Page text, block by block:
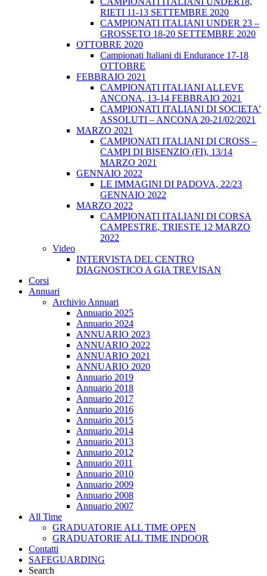
RIETI 11-13 SETTEMBRE 2020
CAMPIONATI ITALIANI UNDER 23 –
GROSSETO 18-20 SETTEMBRE 2020
OTTOBRE 2020
Campionati Italiani di Endurance 17-18
OTTOBRE
FEBBRAIO 2021
CAMPIONATI ITALIANI ALLEVE
ANCONA, 13-14 FEBBRAIO 2021
CAMPIONATI ITALIANI DI SOCIETA’
ASSOLUTI – ANCONA 20-21/02/2021
MARZO 2021
CAMPIONATI ITALIANI DI CROSS –
CAMPI DI BISENZIO (FI), 13/14
MARZO 2021
GENNAIO 2022
LE IMMAGINI DI PADOVA, 22/23
GENNAIO 2022
MARZO 2022
CAMPIONATI ITALIANI DI CORSA
CAMPESTRE, TRIESTE 12 MARZO
2022
Video
INTERVISTA DEL CENTRO
DIAGNOSTICO A GIA TREVISAN
Corsi
Annuari
Archivio Annuari
Annuario 2025
Annuario 2024
ANNUARIO 2023
ANNUARIO 2022
ANNUARIO 2021
ANNUARIO 2020
Annuario 2019
Annuario 2018
Annuario 2017
Annuario 2016
Annuario 2015
Annuario 2014
Annuario 2013
Annuario 2012
Annuario 2011
Annuario 2010
Annuario 2009
Annuario 2008
Annuario 2007
All Time
GRADUATORIE ALL TIME OPEN
GRADUATORIE ALL TIME INDOOR
Contatti
SAFEGUARDING
Search